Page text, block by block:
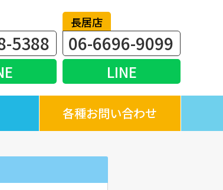
5388
長居店
06-6696-9099
LINE
各種お問い合わせ